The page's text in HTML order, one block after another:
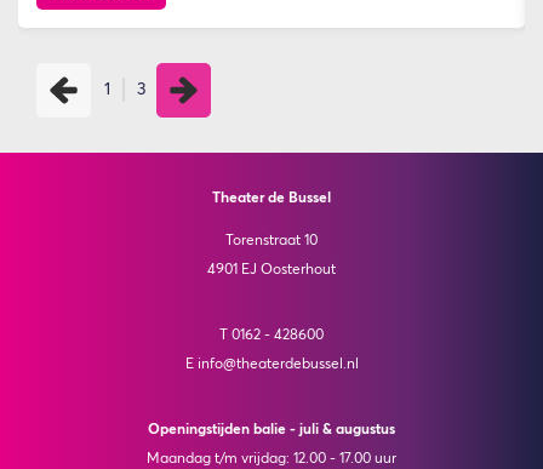
1 3
Theater de Bussel
Torenstraat 10
4901 EJ Oosterhout
T 0162 - 428600
E info@theaterdebussel.nl
Openingstijden balie - juli & augustus
Maandag t/m vrijdag: 12.00 - 17.00 uur